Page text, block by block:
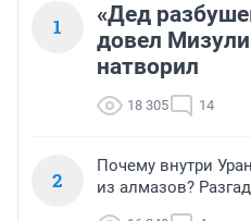
1
«Дед
довел
натворил
18 305 14
2
Почему внутри
из алмазов?